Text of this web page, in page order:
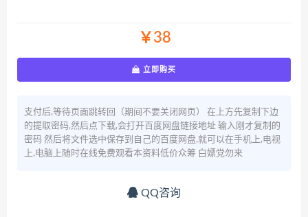
￥38
立即购买
支付后,等待页面跳转回（期间不要关闭网页） 在上方先复制下边
的提取密码,然后点下载,会打开百度网盘链接地址 输入刚才复制的
密码 然后将文件选中保存到自己的百度网盘,就可以在手机上,电视
上,电脑上随时在线免费观看本资料低价众筹 白嫖党勿来
QQ咨询